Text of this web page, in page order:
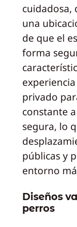
cuidadosa,
una
de que el
forma
privado
constante
segura, lo
públicas y
entorno
Diseños
perros